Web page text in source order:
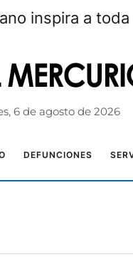
inspira a
6 de agosto de 2026
DEFUNCIONES